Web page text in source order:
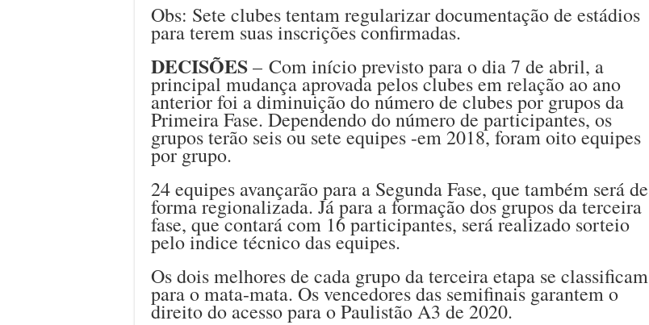
Obs: Sete clubes tentam regularizar documentação de estádios
para terem suas inscrições confirmadas.
DECISÕES– Com início previsto para o dia 7 de abril, a
principal mudança aprovada pelos clubes em relação ao ano
anterior foi a diminuição do número de clubes por grupos da
Primeira Fase. Dependendo do número de participantes, os
grupos terão seis ou sete equipes -em 2018, foram oito equipes
por grupo.
24 equipes avançarão para a Segunda Fase, que também será de
forma regionalizada. Já para a formação dos grupos da terceira
fase, que contará com 16 participantes, será realizado sorteio
pelo indice técnico das equipes.
Os dois melhores de cada grupo da terceira etapa se classificam
para o mata-mata. Os vencedores das semifinais garantem o
direito do acesso para o Paulistão A3 de 2020.